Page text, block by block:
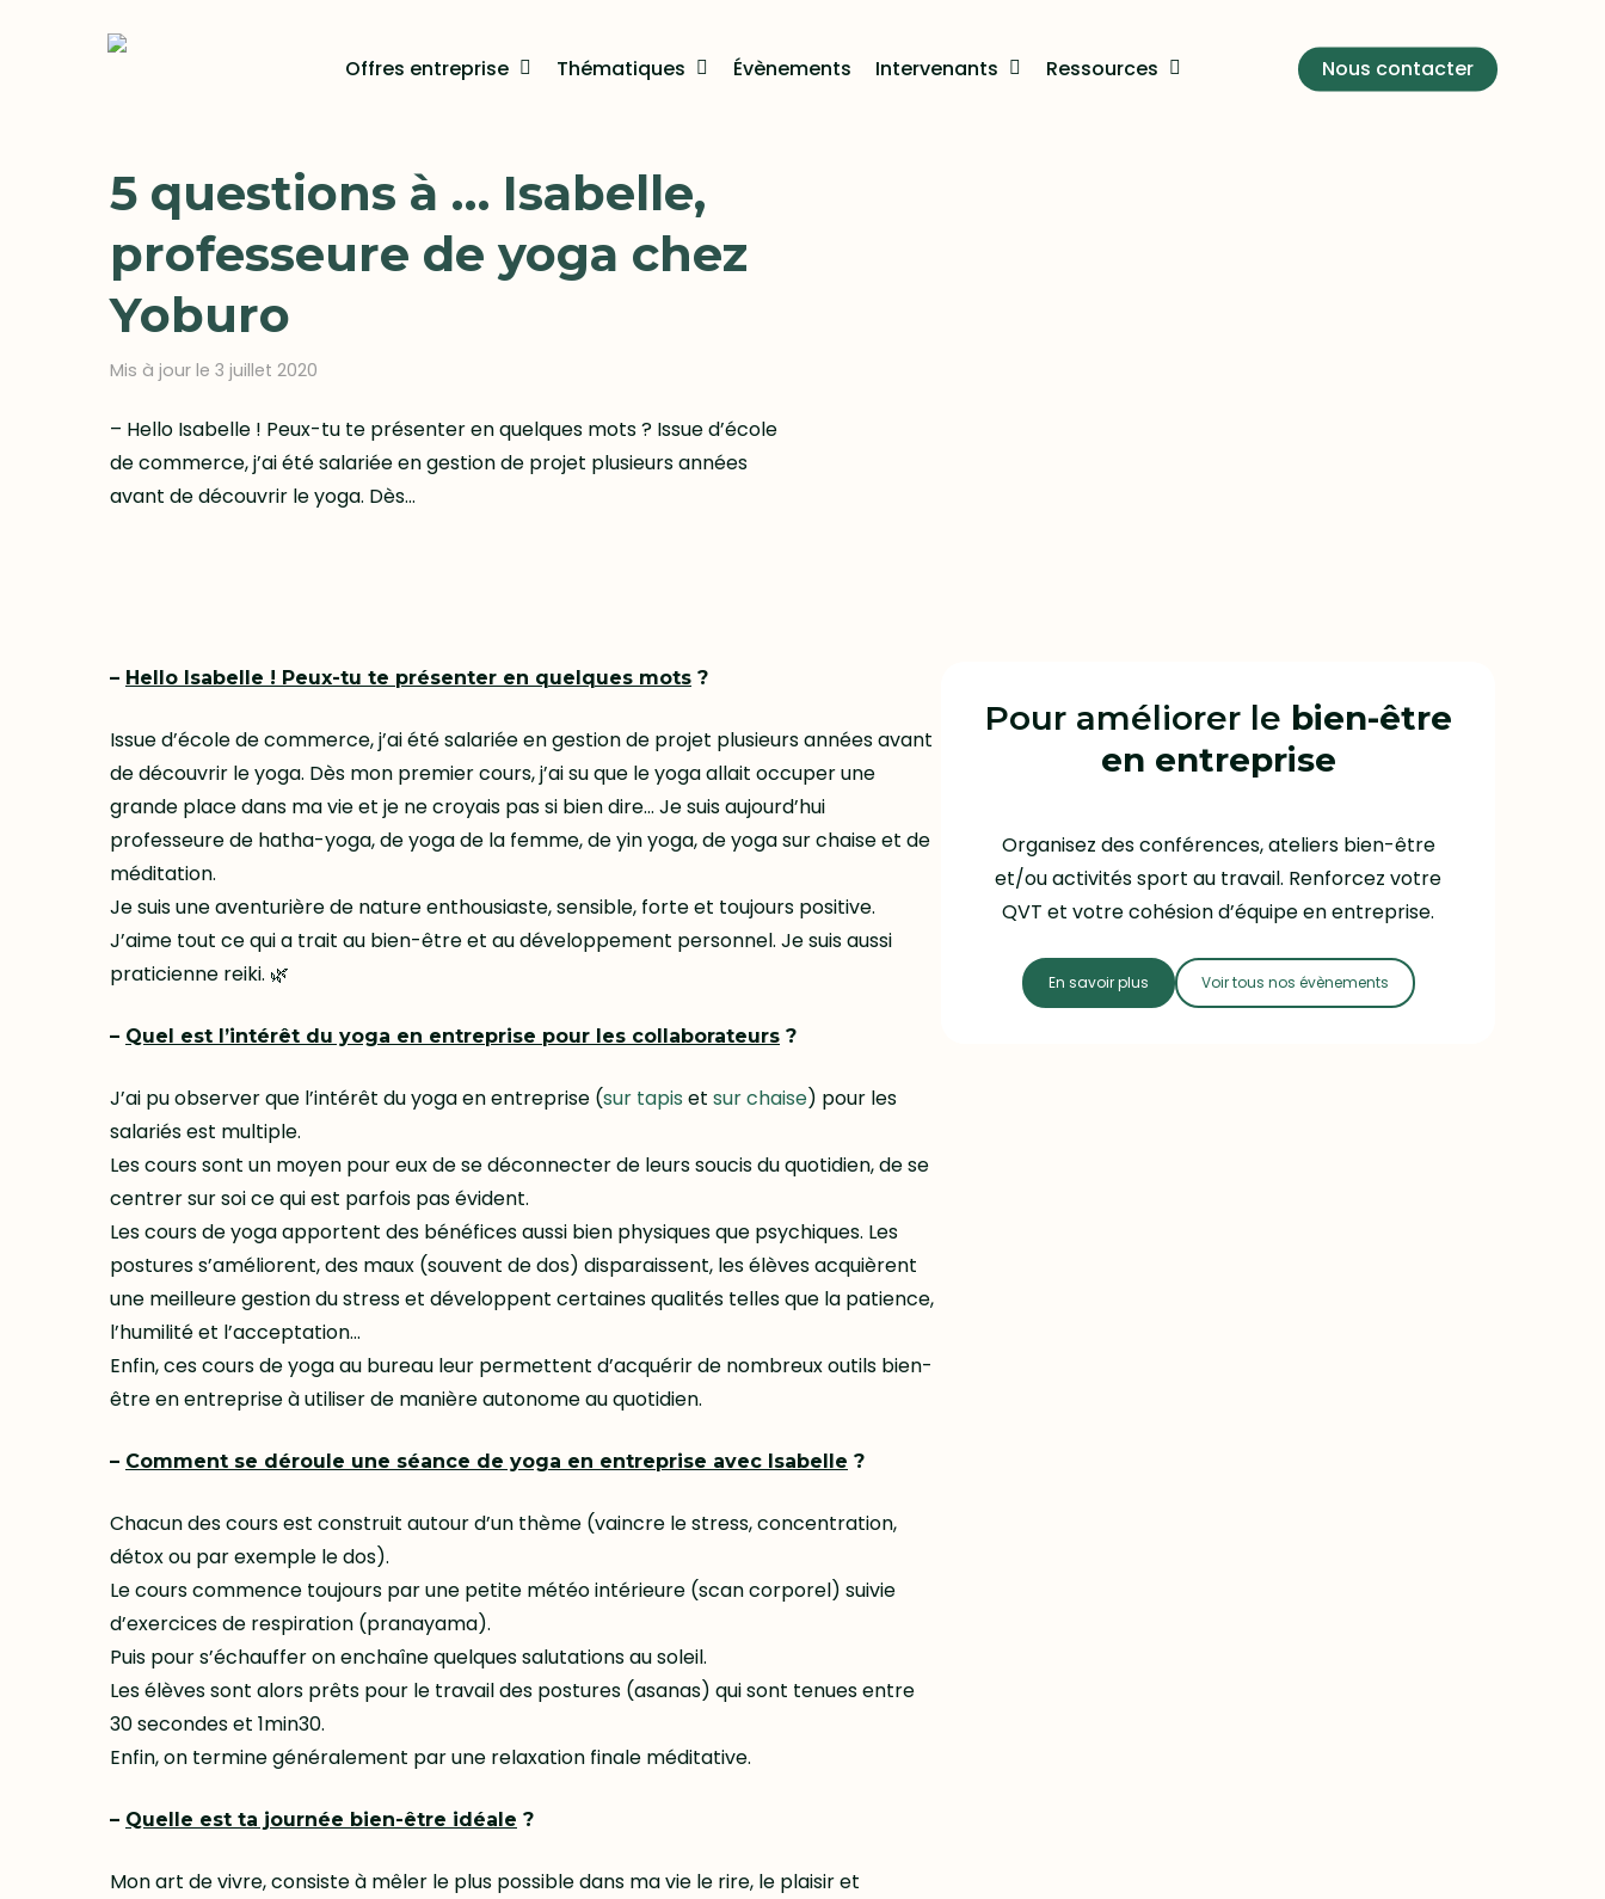
Offres entreprise Thématiques Évènements Intervenants Ressources Nous contacter
5 questions à … Isabelle,
professeure de yoga chez
Yoburo
Mis à jour le 3 juillet 2020
– Hello Isabelle ! Peux-tu te présenter en quelques mots ? Issue d’école
de commerce, j’ai été salariée en gestion de projet plusieurs années
avant de découvrir le yoga. Dès…
– Hello Isabelle ! Peux-tu te présenter en quelques mots ?
Issue d’école de commerce, j’ai été salariée en gestion de projet plusieurs années avant
de découvrir le yoga. Dès mon premier cours, j’ai su que le yoga allait occuper une
grande place dans ma vie et je ne croyais pas si bien dire… Je suis aujourd’hui
professeure de hatha-yoga, de yoga de la femme, de yin yoga, de yoga sur chaise et de
méditation.
Je suis une aventurière de nature enthousiaste, sensible, forte et toujours positive.
J’aime tout ce qui a trait au bien-être et au développement personnel. Je suis aussi
praticienne reiki. 🌿
– Quel est l’intérêt du yoga en entreprise pour les collaborateurs ?
J’ai pu observer que l’intérêt du yoga en entreprise (sur tapis et sur chaise) pour les
salariés est multiple.
Les cours sont un moyen pour eux de se déconnecter de leurs soucis du quotidien, de se
centrer sur soi ce qui est parfois pas évident.
Les cours de yoga apportent des bénéfices aussi bien physiques que psychiques. Les
postures s’améliorent, des maux (souvent de dos) disparaissent, les élèves acquièrent
une meilleure gestion du stress et développent certaines qualités telles que la patience,
l’humilité et l’acceptation…
Enfin, ces cours de yoga au bureau leur permettent d’acquérir de nombreux outils bien-
être en entreprise à utiliser de manière autonome au quotidien.
– Comment se déroule une séance de yoga en entreprise avec Isabelle ?
Chacun des cours est construit autour d’un thème (vaincre le stress, concentration,
détox ou par exemple le dos).
Le cours commence toujours par une petite météo intérieure (scan corporel) suivie
d’exercices de respiration (pranayama).
Puis pour s’échauffer on enchaîne quelques salutations au soleil.
Les élèves sont alors prêts pour le travail des postures (asanas) qui sont tenues entre
30 secondes et 1min30.
Enfin, on termine généralement par une relaxation finale méditative.
– Quelle est ta journée bien-être idéale ?
Mon art de vivre, consiste à mêler le plus possible dans ma vie le rire, le plaisir et
Pour améliorer le bien-être
en entreprise
Organisez des conférences, ateliers bien-être
et/ou activités sport au travail. Renforcez votre
QVT et votre cohésion d’équipe en entreprise.
En savoir plus Voir tous nos évènements